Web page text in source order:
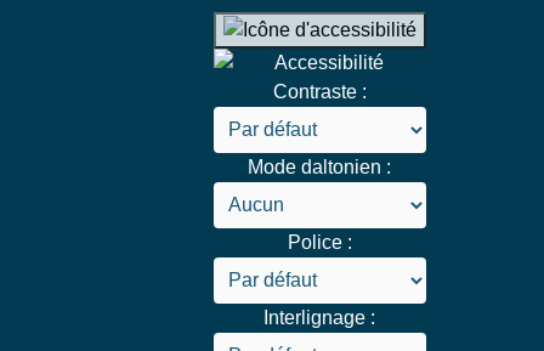
Contraste :
Mode daltonien :
Police :
Interlignage :